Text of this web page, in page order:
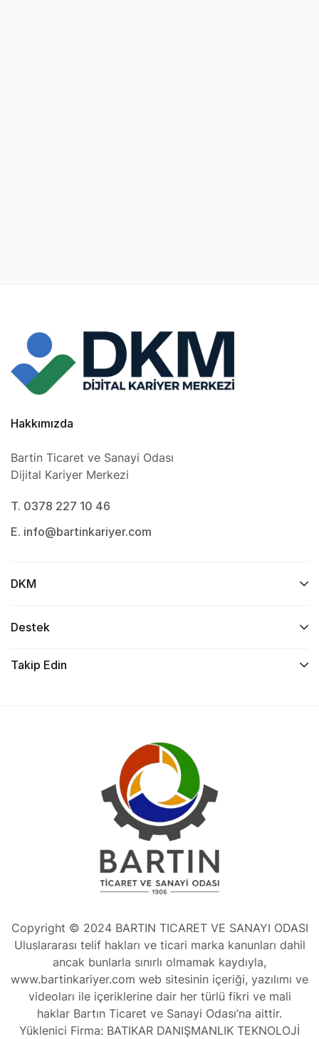
Hakkımızda
Bartin Ticaret ve Sanayi Odası
Dijital Kariyer Merkezi
T. 0378 227 10 46
E. info@bartinkariyer.com
DKM
Destek
Takip Edin
Copyright © 2024 BARTIN TICARET VE SANAYI ODASI
Uluslararası telif hakları ve ticari marka kanunları dahil
ancak bunlarla sınırlı olmamak kaydıyla,
www.bartinkariyer.com web sitesinin içeriği, yazılımı ve
videoları ile içeriklerine dair her türlü fikri ve mali
haklar Bartın Ticaret ve Sanayi Odası’na aittir.
Yüklenici Firma: BATIKAR DANIŞMANLIK TEKNOLOJİ